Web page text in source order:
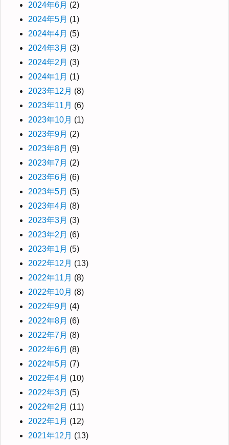
2024年6月 (2)
2024年5月 (1)
2024年4月 (5)
2024年3月 (3)
2024年2月 (3)
2024年1月 (1)
2023年12月 (8)
2023年11月 (6)
2023年10月 (1)
2023年9月 (2)
2023年8月 (9)
2023年7月 (2)
2023年6月 (6)
2023年5月 (5)
2023年4月 (8)
2023年3月 (3)
2023年2月 (6)
2023年1月 (5)
2022年12月 (13)
2022年11月 (8)
2022年10月 (8)
2022年9月 (4)
2022年8月 (6)
2022年7月 (8)
2022年6月 (8)
2022年5月 (7)
2022年4月 (10)
2022年3月 (5)
2022年2月 (11)
2022年1月 (12)
2021年12月 (13)